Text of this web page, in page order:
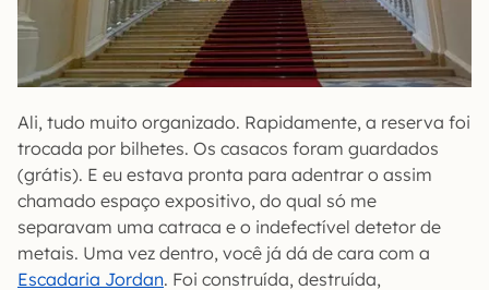
Ali, tudo muito organizado. Rapidamente, a reserva foi
trocada por bilhetes. Os casacos foram guardados
(grátis). E eu estava pronta para adentrar o assim
chamado espaço expositivo, do qual só me
separavam uma catraca e o indefectível detetor de
metais. Uma vez dentro, você já dá de cara com a
Escadaria Jordan. Foi construída, destruída,